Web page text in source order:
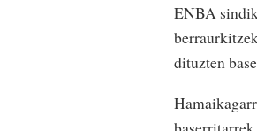
ENBA
dituzten